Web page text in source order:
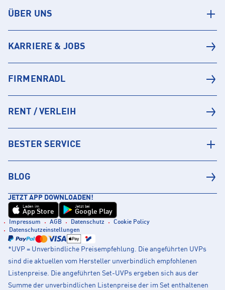
ÜBER UNS
KARRIERE & JOBS
FIRMENRADL
RENT / VERLEIH
BESTER SERVICE
BLOG
JETZT APP DOWNLOADEN!
Laden im
App Store
Jetzt bei
Google Play
Impressum AGB Datenschutz
Cookie Policy
Datenschutzeinstellungen
*UVP = Unverbindliche Preisempfehlung. Die angeführten UVPs
sind die aktuellen vom Hersteller unverbindlich empfohlenen
Listenpreise. Die angeführten Set-UVPs ergeben sich aus der
Summe der unverbindlichen Listenpreise der im Set enthaltenen